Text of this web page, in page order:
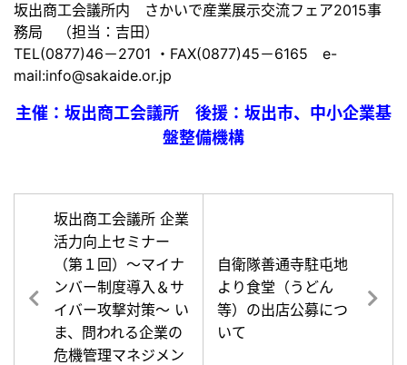
坂出商工会議所内 さかいで産業展示交流フェア2015事
務局 （担当：吉田）
TEL(0877)46－2701 ・FAX(0877)45－6165 e-
mail:info@sakaide.or.jp
主催：坂出商工会議所 後援：坂出市、中小企業基
盤整備機構
坂出商工会議所 企業
活力向上セミナー
（第１回）～マイナ
ンバー制度導入＆サ
イバー攻撃対策～ い
ま、問われる企業の
危機管理マネジメン
自衛隊善通寺駐屯地
より食堂（うどん
等）の出店公募につ
いて